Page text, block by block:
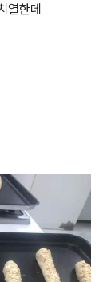
열한데